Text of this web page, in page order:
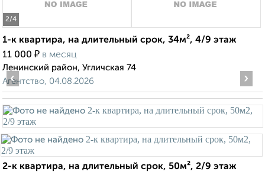
2/4
1-к квартира, на длительный срок, 34м², 4/9 этаж
11 000 ₽ в месяц
Ленинский район, Угличская 74
Агентство, 04.08.2026
‹ ›
2-к квартира, на длительный срок, 50м², 2/9 этаж